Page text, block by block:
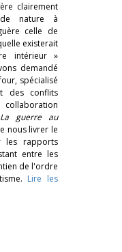
clairement
nature à
celle de
existerait
intérieur »
demandé
spécialisé
des conflits
La guerre au
nous livrer le
les rapports
entre les
de l'ordre
Lire les